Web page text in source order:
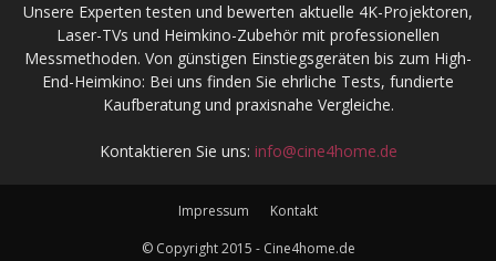
Unsere Experten testen und bewerten aktuelle 4K-Projektoren,
Laser-TVs und Heimkino-Zubehör mit professionellen
Messmethoden. Von günstigen Einstiegsgeräten bis zum High-
End-Heimkino: Bei uns finden Sie ehrliche Tests, fundierte
Kaufberatung und praxisnahe Vergleiche.
Kontaktieren Sie uns: info@cine4home.de
Impressum
Kontakt
© Copyright 2015 - Cine4home.de